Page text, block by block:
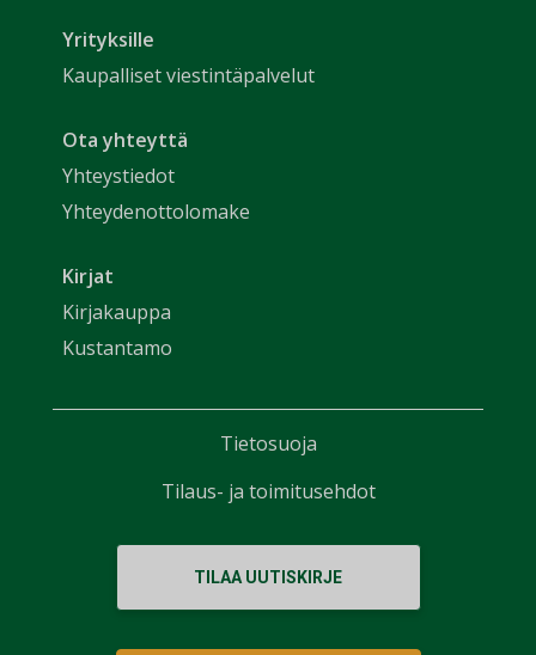
Yrityksille
Kaupalliset viestintäpalvelut
Ota yhteyttä
Yhteystiedot
Yhteydenottolomake
Kirjat
Kirjakauppa
Kustantamo
TILAA UUTISKIRJE
Tietosuoja
Tilaus- ja toimitusehdot